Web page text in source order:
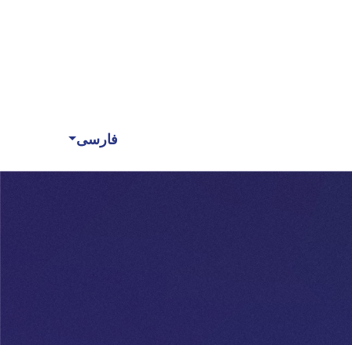
فارسی